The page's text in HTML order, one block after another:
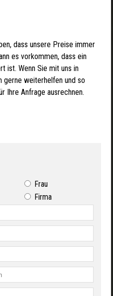
dass unsere Preise immer
es vorkommen, dass ein
ist. Wenn Sie mit uns in
gerne weiterhelfen und so
Ihre Anfrage ausrechnen.
Frau
Firma